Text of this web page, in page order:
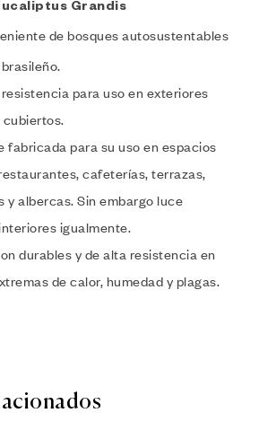
Grandis
de bosques autosustentables
para uso en exteriores
fabricada para su uso en espacios
cafeterías, terrazas,
y albercas. Sin embargo luce
igualmente.
durables y de alta resistencia en
de calor, humedad y plagas.